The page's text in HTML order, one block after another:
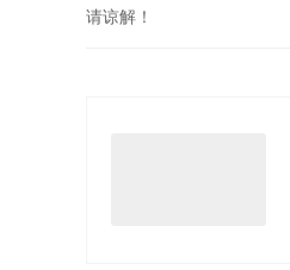
请谅解！